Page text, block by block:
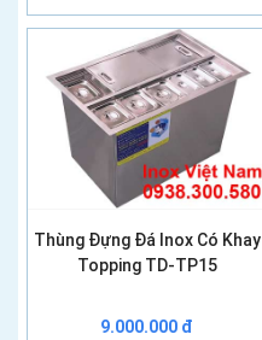
Thùng Đựng Đá Inox Có Khay
Topping TD-TP15
9.000.000 đ